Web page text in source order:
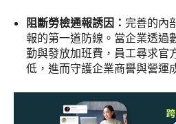
阻斷勞檢通報誘因： 完善的內
報的第一道防線。當企業透過
勤與發放加班費，員工尋求官
低，進而守護企業商譽與營運